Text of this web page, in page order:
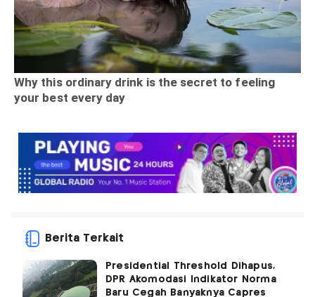
Berita Terkait
Presidential Threshold Dihapus,
DPR Akomodasi Indikator Norma
Baru Cegah Banyaknya Capres